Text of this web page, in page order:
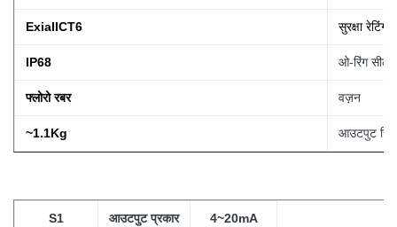
ExiaIICT6 सुरक्षा रेटिंग
IP68 ओ-रिंग सील
फ्लोरो रबर वज़न
~1.1Kg आउटपुट
S1 आउटपुट प्रकार 4~20mA